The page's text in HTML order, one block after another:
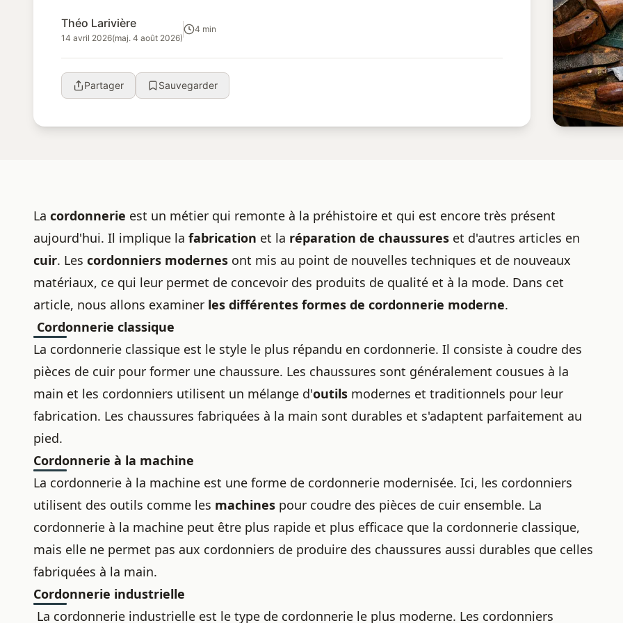
Théo Larivière
14 avril 2026(maj. 4 août 2026)
4 min
Partager Sauvegarder
La cordonnerie est un métier qui remonte à la préhistoire et qui est encore très présent
aujourd'hui. Il implique la fabrication et la réparation de chaussures et d'autres articles en
cuir. Les cordonniers modernes ont mis au point de nouvelles techniques et de nouveaux
matériaux, ce qui leur permet de concevoir des produits de qualité et à la mode. Dans cet
article, nous allons examiner les différentes formes de cordonnerie moderne.
Cordonnerie classique
La cordonnerie classique est le style le plus répandu en cordonnerie. Il consiste à coudre des
pièces de cuir pour former une chaussure. Les chaussures sont généralement cousues à la
main et les cordonniers utilisent un mélange d'outils modernes et traditionnels pour leur
fabrication. Les chaussures fabriquées à la main sont durables et s'adaptent parfaitement au
pied.
Cordonnerie à la machine
La cordonnerie à la machine est une forme de cordonnerie modernisée. Ici, les cordonniers
utilisent des outils comme les machines pour coudre des pièces de cuir ensemble. La
cordonnerie à la machine peut être plus rapide et plus efficace que la cordonnerie classique,
mais elle ne permet pas aux cordonniers de produire des chaussures aussi durables que celles
fabriquées à la main.
Cordonnerie industrielle
La cordonnerie industrielle est le type de cordonnerie le plus moderne. Les cordonniers